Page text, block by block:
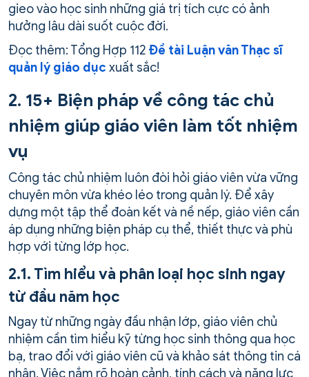
gieo vào học sinh những giá trị tích cực có ảnh
hưởng lâu dài suốt cuộc đời.
Đọc thêm: Tổng Hợp 112 Đề tài Luận văn Thạc sĩ
quản lý giáo dục xuất sắc!
2. 15+ Biện pháp về công tác chủ
nhiệm giúp giáo viên làm tốt nhiệm
vụ
Công tác chủ nhiệm luôn đòi hỏi giáo viên vừa vững
chuyên môn vừa khéo léo trong quản lý. Để xây
dựng một tập thể đoàn kết và nề nếp, giáo viên cần
áp dụng những biện pháp cụ thể, thiết thực và phù
hợp với từng lớp học.
2.1. Tìm hiểu và phân loại học sinh ngay
từ đầu năm học
Ngay từ những ngày đầu nhận lớp, giáo viên chủ
nhiệm cần tìm hiểu kỹ từng học sinh thông qua học
bạ, trao đổi với giáo viên cũ và khảo sát thông tin cá
nhân. Việc nắm rõ hoàn cảnh, tính cách và năng lực